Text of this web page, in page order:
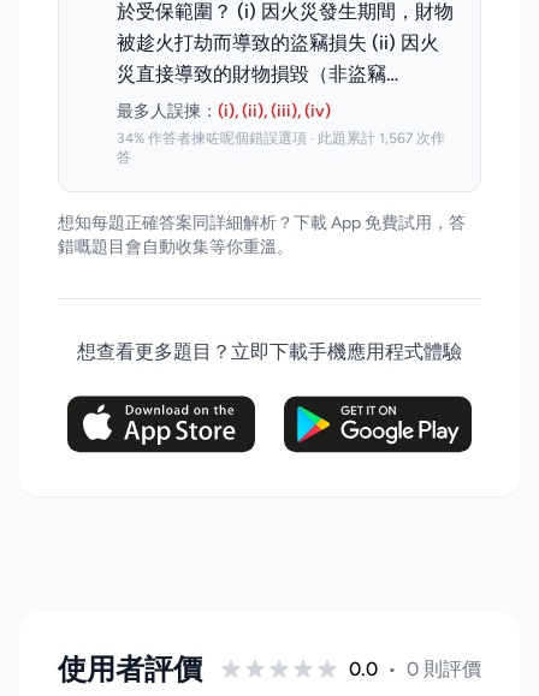
於受保範圍？ (i) 因火災發生期間，財物
被趁火打劫而導致的盜竊損失 (ii) 因火
災直接導致的財物損毀（非盜竊…
最多人誤揀： (i), (ii), (iii), (iv)
34% 作答者揀咗呢個錯誤選項 · 此題累計 1,567 次作
答
想知每題正確答案同詳細解析？下載 App 免費試用，答
錯嘅題目會自動收集等你重溫。
想查看更多題目？立即下載手機應用程式體驗
使用者評價 0.0 • 0 則評價